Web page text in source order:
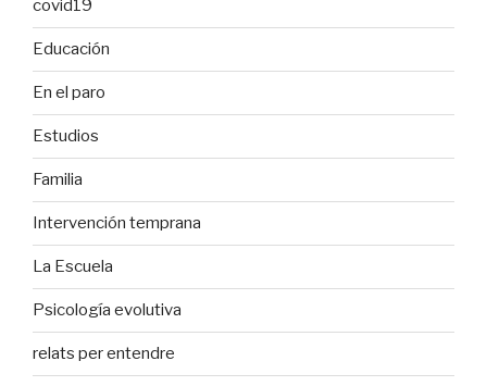
covid19
Educación
En el paro
Estudios
Familia
Intervención temprana
La Escuela
Psicología evolutiva
relats per entendre